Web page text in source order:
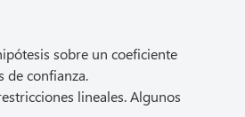
sobre un coeficiente
de confianza.
lineales. Algunos